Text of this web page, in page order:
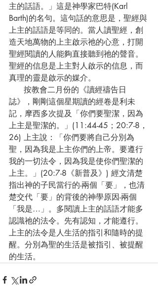
主的話語。」這是神學家巴特(Karl
Barth)的名句。這句話的意思是，聖經與
上主的話語是等同的。當人讀聖經，創
造天地萬物的上主啟示祂的心意，打開
聖經閱讀的人能夠直接聽到祂的聲音。
聖經的信息是上主對人啟示的信息，而
真理的靈是啟示的媒介。
誌》，剛剛這個星期讀的經卷是利未
記，摩西多次提及「你們要聖潔，因為
上主是聖潔的。」(11:44-45；20:7-8，
26) 上主說：「你們要將自己分別為
聖，因為我是上主你們的上帝。要遵行
我的一切法令，因為我是使你們聖潔的
上主。」(20:7-8《新普及》) 經文清楚
指出神的子民當行的-兩個「要」，也清
楚交代「要」的背後的神學原因-兩個
「我是…」。多閱讀上主的話語才能多
認識祂的法令。先有認知，才能遵行。
上主的法令是人生活的指引和隨時的提
醒。分別為聖的生活是被指引、被提醒
的生活。